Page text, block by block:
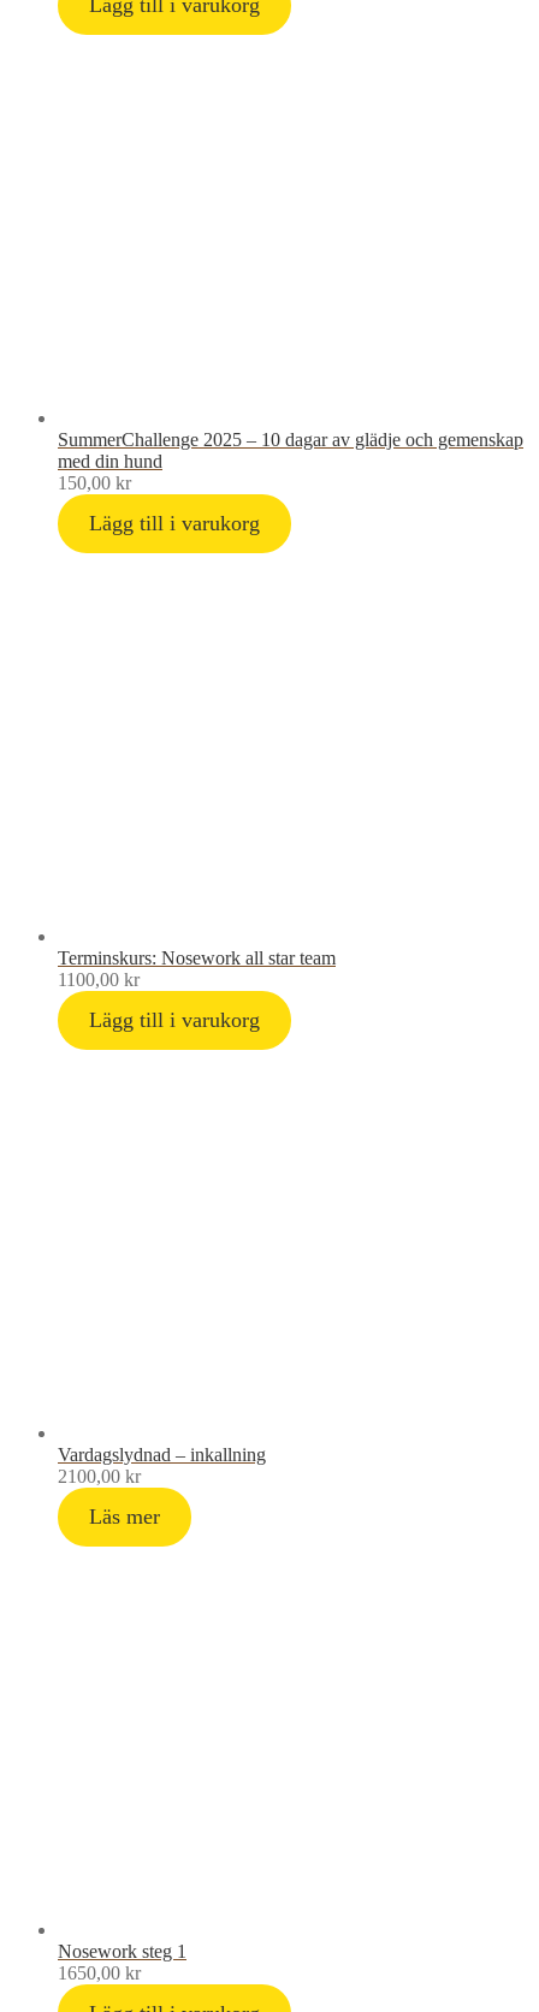
Lägg till i varukorg
SummerChallenge 2025 – 10 dagar av glädje och gemenskap
med din hund
150,00 kr
Lägg till i varukorg
Terminskurs: Nosework all star team
1100,00 kr
Lägg till i varukorg
Vardagslydnad – inkallning
2100,00 kr
Läs mer
Nosework steg 1
1650,00 kr